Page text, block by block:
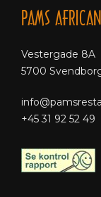
PAMS
Vestergade 8A
5700
+45 31 92 52 49